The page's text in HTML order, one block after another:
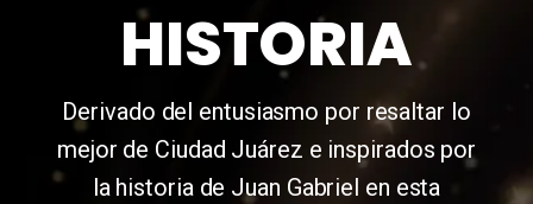
HISTORIA
Derivado del entusiasmo por resaltar lo
mejor de Ciudad Juárez e inspirados por
la historia de Juan Gabriel en esta